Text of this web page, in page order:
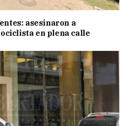
asesinaron a
en plena calle